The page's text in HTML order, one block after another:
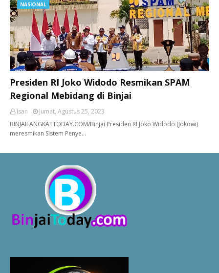
NASIONAL
Presiden RI Joko Widodo Resmikan SPAM
Regional Mebidang di Binjai
Isan
Jumat, Agustus 25, 2023
BINJAILANGKATTODAY.COM/Binjai Presiden RI Joko Widodo (Jokowi)
meresmikan Sistem Penye…